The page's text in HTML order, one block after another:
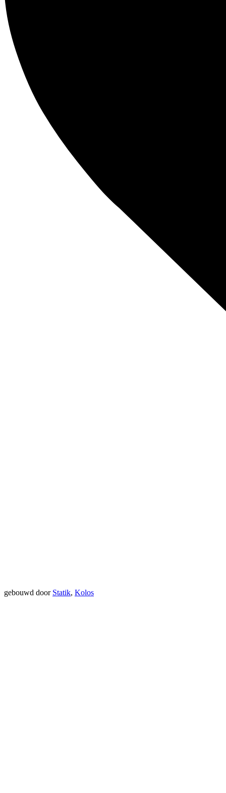
gebouwd door Statik, Kolos